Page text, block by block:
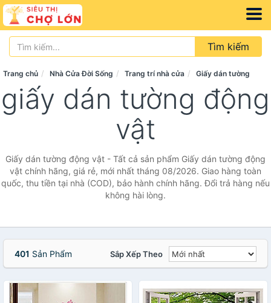
Tìm kiếm
Trang chủ Nhà Cửa Đời Sống Trang trí nhà cửa Giấy dán tường
giấy dán tường động
vật
Giấy dán tường động vật - Tất cả sản phẩm Giấy dán tường động
vật chính hãng, giá rẻ, mới nhất tháng 08/2026. Giao hàng toàn
quốc, thu tiền tại nhà (COD), bảo hành chính hãng. Đổi trả hàng nếu
không hài lòng.
401 Sản Phẩm Sắp Xếp Theo